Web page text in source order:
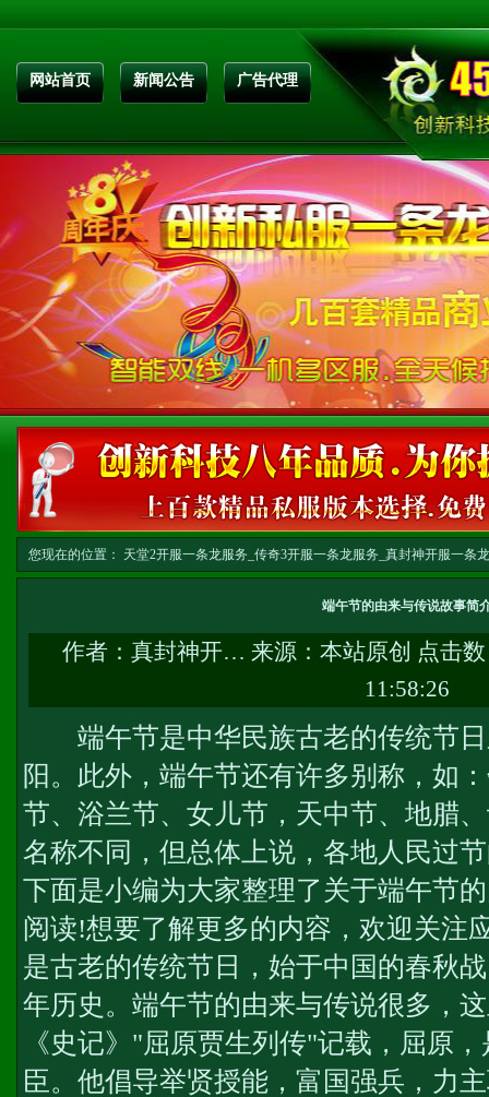
网站首页 新闻公告 广告代理
您现在的位置： 天堂2开服一条龙服务_传奇3开服一条龙服务_真封神开服一条
端午节的由来与传说故事简
作者： 真封神开… 来源：本站原创 点击
11:58:26
端午节是中华民族古老的传统节日
阳。此外，端午节还有许多别称，如
节、浴兰节、女儿节，天中节、地腊
名称不同，但总体上说，各地人民过
下面是小编为大家整理了关于端午节
阅读!想要了解更多的内容，欢迎关注
是古老的传统节日，始于中国的春秋
年历史。端午节的由来与传说很多，
《史记》"屈原贾生列传"记载，屈原
臣。他倡导举贤授能，富国强兵，力